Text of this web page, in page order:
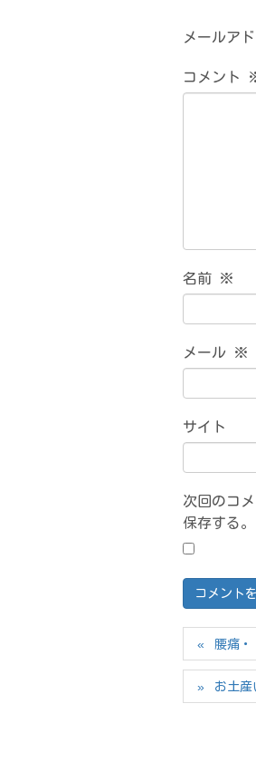
メールア
コメント
名前 ※
メール ※
サイト
次回のコ
保存する。
腰痛・
お土産